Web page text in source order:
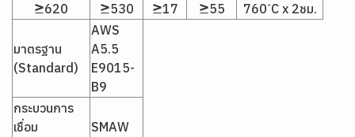
≥620 ≥530 ≥17 ≥55 760 ํC x 2ชม.
มาตรฐาน
(Standard)
AWS
A5.5
E9015-
B9
กระบวนการ
เชื่อม
SMAW